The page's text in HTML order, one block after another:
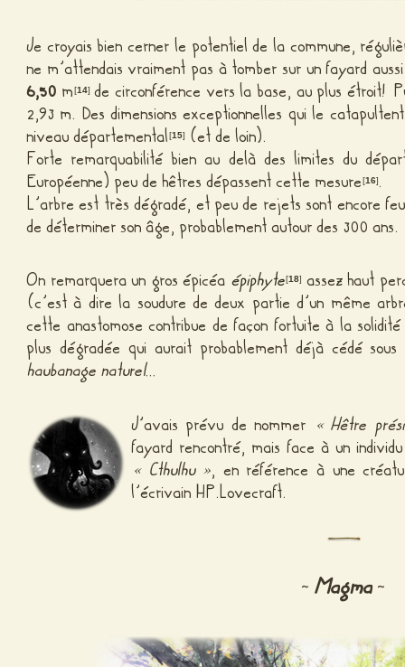
Je croyais bien cerner le potentiel de la commune,
ne m’attendais vraiment pas à tomber sur un fayard
6,50 m[14] de circonférence vers la base, au plus étroit!
2,93 m. Des dimensions exceptionnelles qui le
niveau départemental[15]
(et de loin).
Forte remarquabilité bien au delà des limites du
Européenne) peu de hêtres dépassent cette mesure[16].
L’arbre est très dégradé, et peu de rejets sont encore
de déterminer son âge, probablement autour des 300 ans.
On remarquera un gros épicéaépiphyte[18] assez haut
(c’est à dire la soudure de deux partie d’un même
cette anastomose contribue de façon fortuite à la
plus dégradée qui aurait probablement déjà cédé
haubanage naturel…
J’avais prévu de nommer « Hêtre
fayard rencontré, mais face à un
« Cthulhu », en référence à une
l’écrivain HP.Lovecraft.
~ Magma ~